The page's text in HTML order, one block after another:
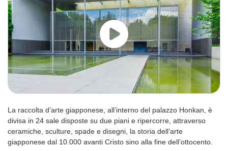
La raccolta d’arte giapponese, all’interno del palazzo Honkan, è
divisa in 24 sale disposte su due piani e ripercorre, attraverso
ceramiche, sculture, spade e disegni, la storia dell’arte
giapponese dal 10.000 avanti Cristo sino alla fine dell’ottocento.